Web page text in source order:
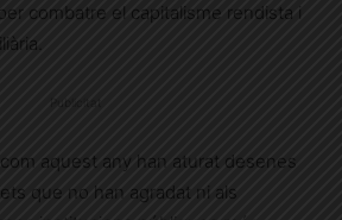
combatre el capitalisme rendista i
aquest any han aturat desenes
que no han agradat ni als